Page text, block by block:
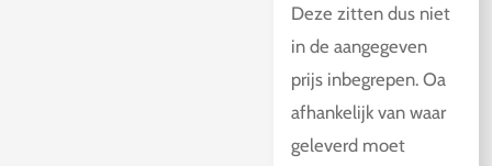
Deze zitten dus niet
in de aangegeven
prijs inbegrepen. Oa
afhankelijk van waar
geleverd moet